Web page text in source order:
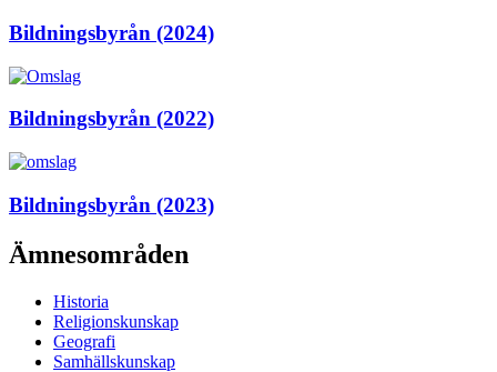
Bildningsbyrån (2024)
Bildningsbyrån (2022)
Bildningsbyrån (2023)
Ämnesområden
Historia
Religionskunskap
Geografi
Samhällskunskap